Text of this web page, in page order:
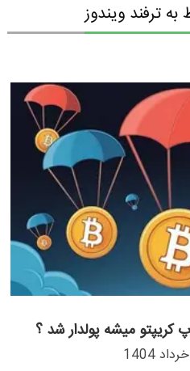
ترفند ویندوز
کریپتو میشه پولدار شد ؟